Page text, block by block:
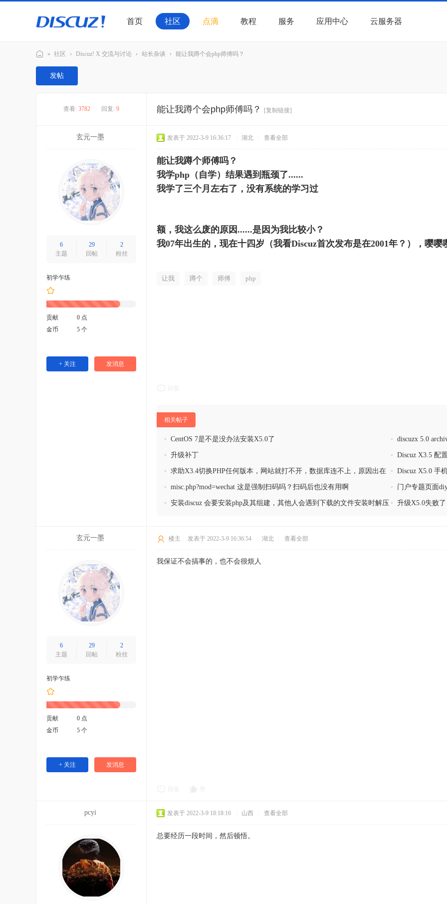
首页 社区 点滴 教程 服务 应用中心 云服务器
Di
» 社区 › Discuz! X 交流与讨论 › 站长杂谈 › 能让我蹲个会php师傅吗？
发帖
查看: 3782 回复: 9 能让我蹲个会php师傅吗？ [复制链接]
玄元一墨
6
主题
29
回帖
2
粉丝
初学乍练
贡献
0 点
金币
5 个
+ 关注 发消息
发表于 2022-3-9 16:36:17 湖北 查看全部
能让我蹲个师傅吗？
我学php（自学）结果遇到瓶颈了......
我学了三个月左右了，没有系统的学习过
额，我这么废的原因......是因为我比较小？
我07年出生的，现在十四岁（我看Discuz首次发布是在2001年？），嘤嘤
让我 蹲个 师傅 php
相关帖子
• CentOS 7是不是没办法安装X5.0了 • discuzx 5.0
• 升级补丁 • Discuz X3.5 配
还是根目录，怎
• 求助X3.4切换PHP任何版本，网站就打不开，数据库连不上，原因出在
哪呢
• Discuz X5.0 手
04
• misc.php?mod=wechat 这是强制扫码吗？扫码后也没有用啊 • 门户专题页面
• 安装discuz 会要安装php及其组建，其他人会遇到下载的文件安装时解压 • 升级X5.0失败
玄元一墨
6
主题
29
回帖
2
粉丝
初学乍练
贡献
0 点
金币
5 个
+ 关注 发消息
楼主 发表于 2022-3-9 16:36:54 湖北 查看全部
我保证不会搞事的，也不会很烦人
pcyi 发表于 2022-3-9 18:18:16 山西 查看全部
总要经历一段时间，然后顿悟。